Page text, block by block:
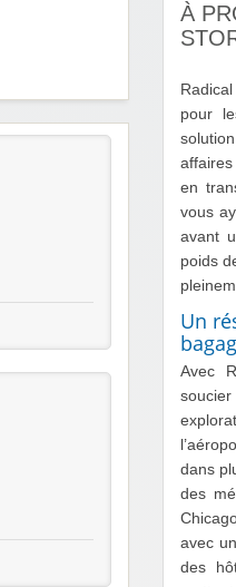
À
pour
en
vous
avant
poids
Un
Avec
dans
des
avec
des